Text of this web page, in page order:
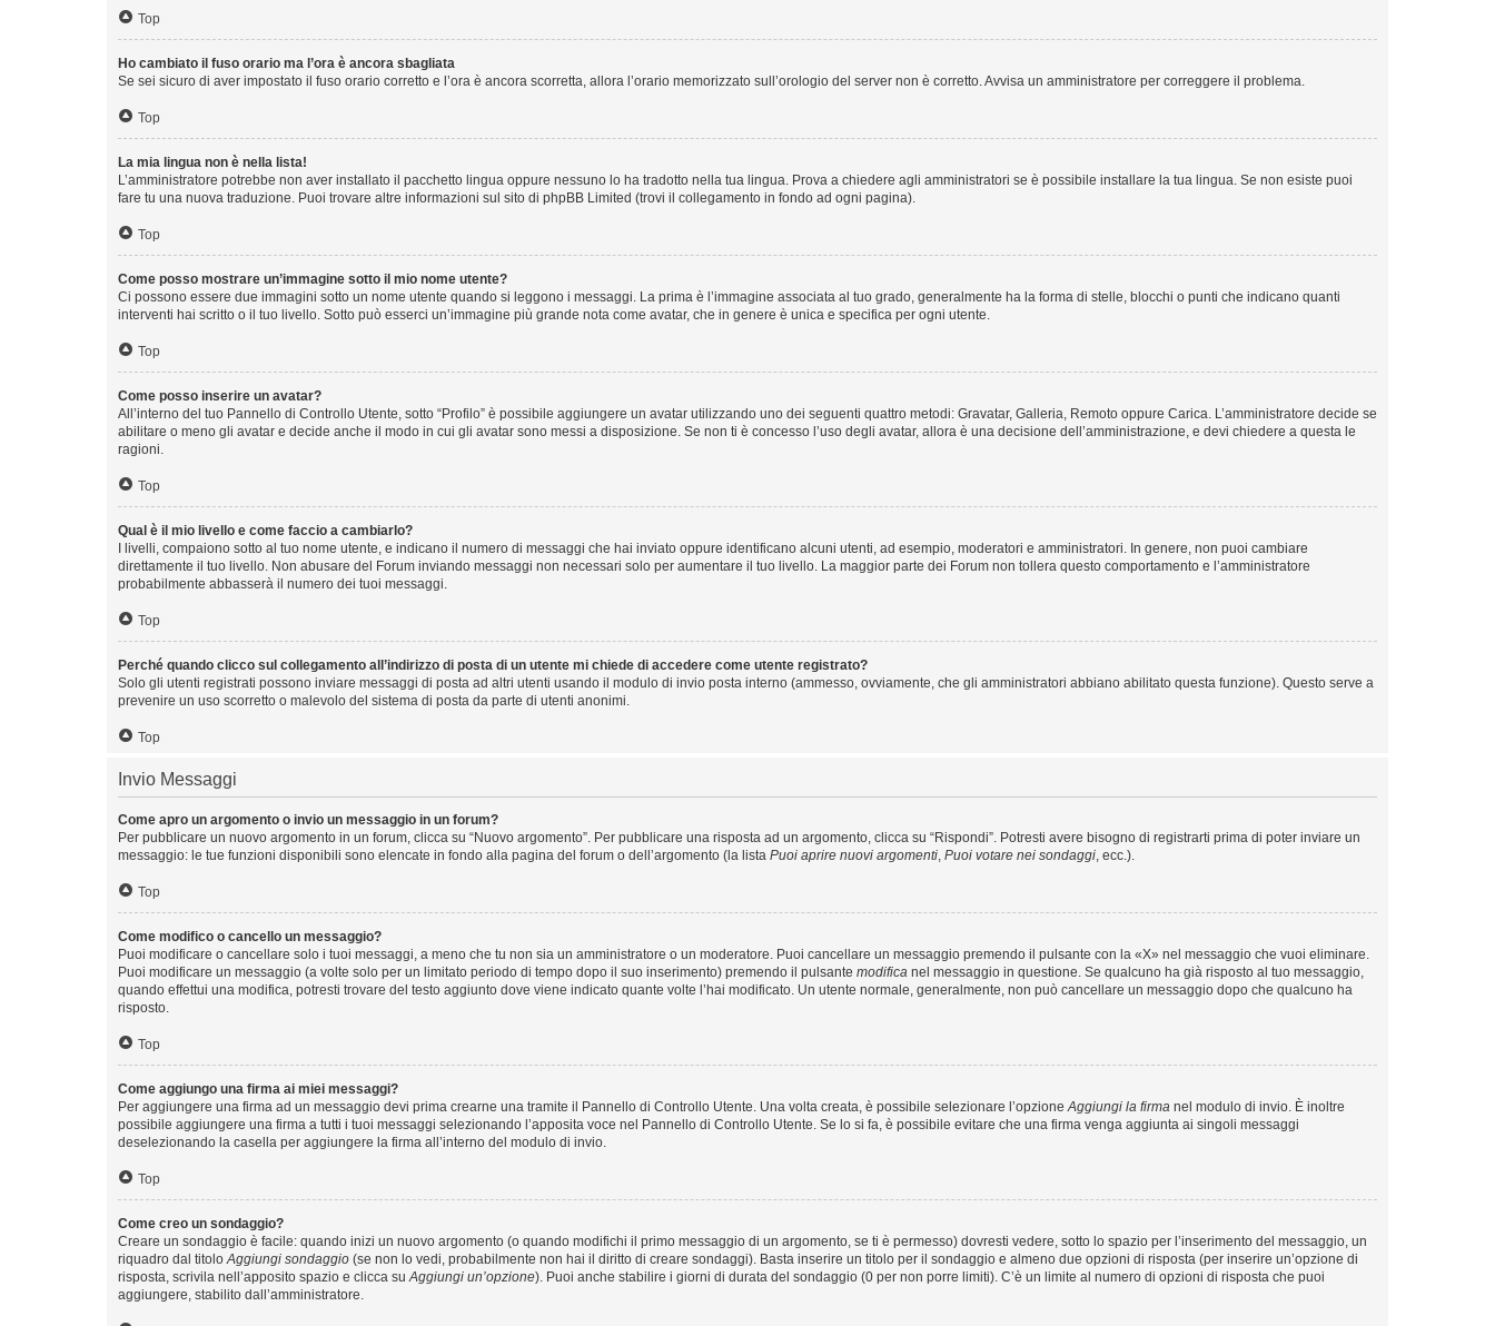
Top
Ho cambiato il fuso orario ma l’ora è ancora sbagliata
Se sei sicuro di aver impostato il fuso orario corretto e l’ora è ancora scorretta, allora l’orario memorizzato sull’orologio del server non è corretto. Avvisa un amministratore per correggere il problema.
Top
La mia lingua non è nella lista!
L’amministratore potrebbe non aver installato il pacchetto lingua oppure nessuno lo ha tradotto nella tua lingua. Prova a chiedere agli amministratori se è possibile installare la tua lingua. Se non esiste puoi
fare tu una nuova traduzione. Puoi trovare altre informazioni sul sito di phpBB Limited (trovi il collegamento in fondo ad ogni pagina).
Top
Come posso mostrare un’immagine sotto il mio nome utente?
Ci possono essere due immagini sotto un nome utente quando si leggono i messaggi. La prima è l’immagine associata al tuo grado, generalmente ha la forma di stelle, blocchi o punti che indicano quanti
interventi hai scritto o il tuo livello. Sotto può esserci un’immagine più grande nota come avatar, che in genere è unica e specifica per ogni utente.
Top
Come posso inserire un avatar?
All’interno del tuo Pannello di Controllo Utente, sotto “Profilo” è possibile aggiungere un avatar utilizzando uno dei seguenti quattro metodi: Gravatar, Galleria, Remoto oppure Carica. L’amministratore decide se
abilitare o meno gli avatar e decide anche il modo in cui gli avatar sono messi a disposizione. Se non ti è concesso l’uso degli avatar, allora è una decisione dell’amministrazione, e devi chiedere a questa le
ragioni.
Top
Qual è il mio livello e come faccio a cambiarlo?
I livelli, compaiono sotto al tuo nome utente, e indicano il numero di messaggi che hai inviato oppure identificano alcuni utenti, ad esempio, moderatori e amministratori. In genere, non puoi cambiare
direttamente il tuo livello. Non abusare del Forum inviando messaggi non necessari solo per aumentare il tuo livello. La maggior parte dei Forum non tollera questo comportamento e l’amministratore
probabilmente abbasserà il numero dei tuoi messaggi.
Top
Perché quando clicco sul collegamento all’indirizzo di posta di un utente mi chiede di accedere come utente registrato?
Solo gli utenti registrati possono inviare messaggi di posta ad altri utenti usando il modulo di invio posta interno (ammesso, ovviamente, che gli amministratori abbiano abilitato questa funzione). Questo serve a
prevenire un uso scorretto o malevolo del sistema di posta da parte di utenti anonimi.
Top
Invio Messaggi
Come apro un argomento o invio un messaggio in un forum?
Per pubblicare un nuovo argomento in un forum, clicca su “Nuovo argomento”. Per pubblicare una risposta ad un argomento, clicca su “Rispondi”. Potresti avere bisogno di registrarti prima di poter inviare un
messaggio: le tue funzioni disponibili sono elencate in fondo alla pagina del forum o dell’argomento (la lista Puoi aprire nuovi argomenti, Puoi votare nei sondaggi, ecc.).
Top
Come modifico o cancello un messaggio?
Puoi modificare o cancellare solo i tuoi messaggi, a meno che tu non sia un amministratore o un moderatore. Puoi cancellare un messaggio premendo il pulsante con la «X» nel messaggio che vuoi eliminare.
Puoi modificare un messaggio (a volte solo per un limitato periodo di tempo dopo il suo inserimento) premendo il pulsante modifica nel messaggio in questione. Se qualcuno ha già risposto al tuo messaggio,
quando effettui una modifica, potresti trovare del testo aggiunto dove viene indicato quante volte l’hai modificato. Un utente normale, generalmente, non può cancellare un messaggio dopo che qualcuno ha
risposto.
Top
Come aggiungo una firma ai miei messaggi?
Per aggiungere una firma ad un messaggio devi prima crearne una tramite il Pannello di Controllo Utente. Una volta creata, è possibile selezionare l’opzioneAggiungi la firma nel modulo di invio. È inoltre
possibile aggiungere una firma a tutti i tuoi messaggi selezionando l’apposita voce nel Pannello di Controllo Utente. Se lo si fa, è possibile evitare che una firma venga aggiunta ai singoli messaggi
deselezionando la casella per aggiungere la firma all’interno del modulo di invio.
Top
Come creo un sondaggio?
Creare un sondaggio è facile: quando inizi un nuovo argomento (o quando modifichi il primo messaggio di un argomento, se ti è permesso) dovresti vedere, sotto lo spazio per l’inserimento del messaggio, un
riquadro dal titoloAggiungi sondaggio (se non lo vedi, probabilmente non hai il diritto di creare sondaggi). Basta inserire un titolo per il sondaggio e almeno due opzioni di risposta (per inserire un’opzione di
risposta, scrivila nell’apposito spazio e clicca suAggiungi un’opzione). Puoi anche stabilire i giorni di durata del sondaggio (0 per non porre limiti). C’è un limite al numero di opzioni di risposta che puoi
aggiungere, stabilito dall’amministratore.